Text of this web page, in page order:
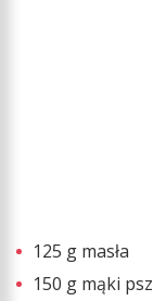
125 g masła
150 g mąki